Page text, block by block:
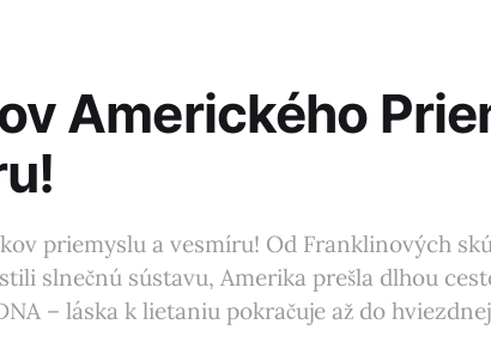
Amerického
priemyslu a vesmíru! Od Franklinových
slnečnú sústavu, Amerika prešla dlhou
– láska k lietaniu pokračuje až do